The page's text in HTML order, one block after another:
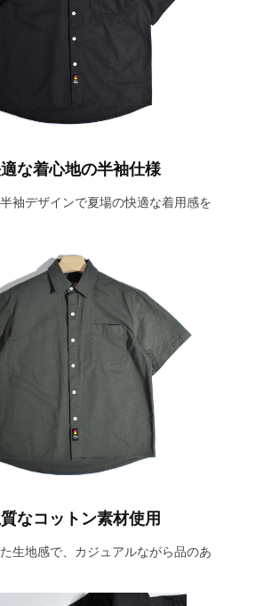
な着心地の半袖仕様
袖デザインで夏場の快適な着用感を
なコットン素材使用
生地感で、カジュアルながら品のあ